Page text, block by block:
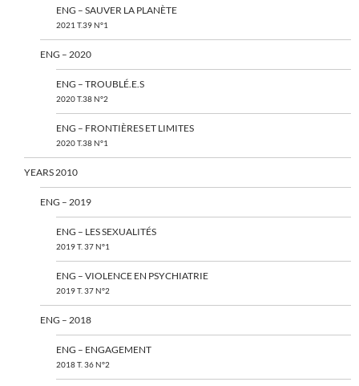
ENG – SAUVER LA PLANÈTE
2021 T.39 N°1
ENG – 2020
ENG – TROUBLÉ.E.S
2020 T.38 N°2
ENG – FRONTIÈRES ET LIMITES
2020 T.38 N°1
YEARS 2010
ENG – 2019
ENG – LES SEXUALITÉS
2019 T. 37 N°1
ENG – VIOLENCE EN PSYCHIATRIE
2019 T. 37 N°2
ENG – 2018
ENG – ENGAGEMENT
2018 T. 36 N°2